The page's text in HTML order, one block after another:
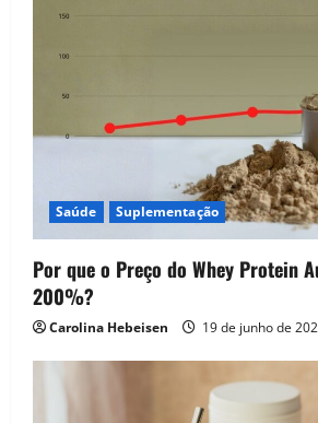
Saúde Suplementação
Por que o Preço do Whey Protein
200%?
Carolina Hebeisen 19 de junho de